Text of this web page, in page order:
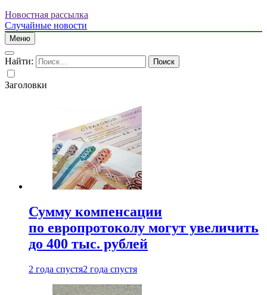
Новостная рассылка
Случайные новости
Меню
Найти:
Заголовки
Сумму компенсации
по европротоколу могут увеличить
до 400 тыс. рублей
2 года спустя2 года спустя